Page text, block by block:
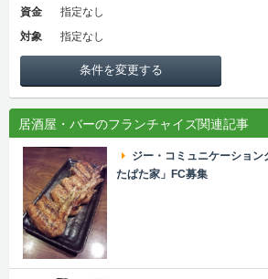
資金
指定なし
対象
指定なし
条件を変更する
居酒屋・バーのフランチャイズ関連記事
ジー・コミュニケーショ
たぱた家」FC募集